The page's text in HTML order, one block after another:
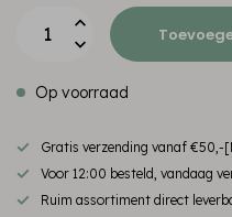
Op voorraad
Gratis verzending vanaf €50,-
Voor 12:00 besteld, vandaag
Ruim assortiment direct